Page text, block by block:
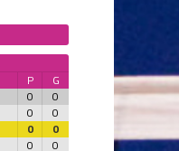
P
G
0
0
0
0
0
0
0
0